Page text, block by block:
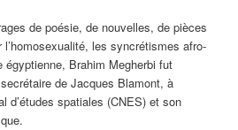
de poésie, de nouvelles, de pièces
l’homosexualité, les syncrétismes afro-
Brahim Megherbi fut
de Jacques Blamont, à
d’études spatiales (CNES) et son